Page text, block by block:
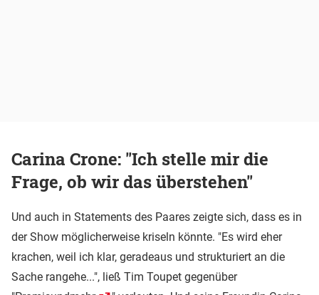
Carina Crone: "Ich stelle mir die
Frage, ob wir das überstehen"
Und auch in Statements des Paares zeigte sich, dass es in
der Show möglicherweise kriseln könnte. "Es wird eher
krachen, weil ich klar, geradeaus und strukturiert an die
Sache rangehe...", ließ Tim Toupet gegenüber